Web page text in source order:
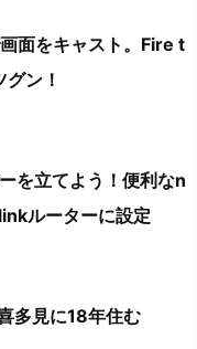
面をキャスト。Fire t
ン！
を立てよう！便利なn
ルーターに設定
多見に18年住む